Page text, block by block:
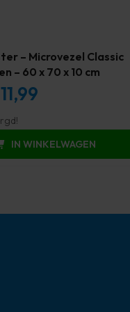
– Microvezel Classic
– 60 x 70 x 10 cm
11,99Huidige
is:
€ 11,99.
IN WINKELWAGEN